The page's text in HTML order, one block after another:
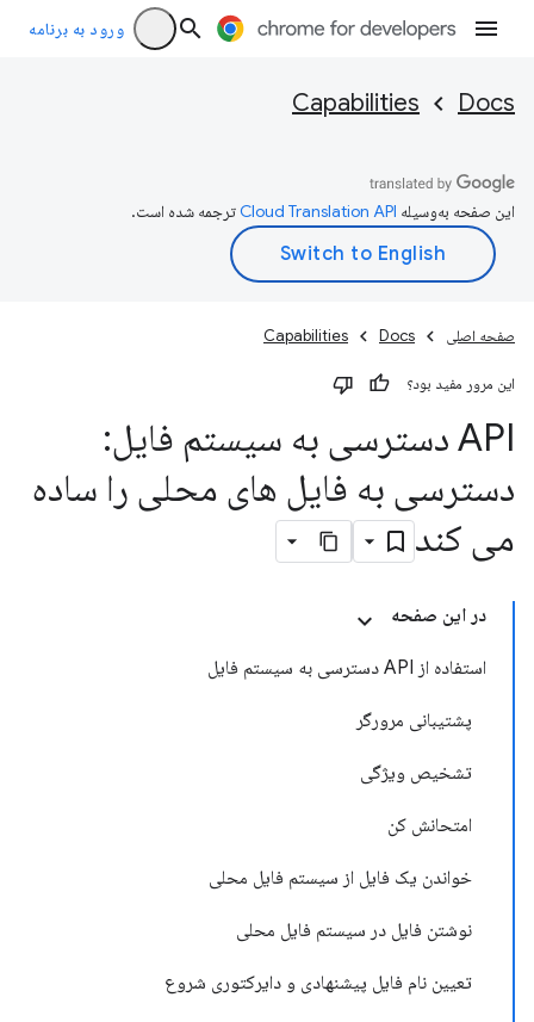
ورود به برنامه
Docs
Capabilities
این صفحه به‌وسیله ترجمه شده است.
صفحه اصلی Docs
Capabilities
این مرور مفید بود؟
API دسترسی به سیستم فایل:
دسترسی به فایل های محلی را ساده
می کند
در این صفحه
استفاده از API دسترسی به سیستم فایل
پشتیبانی مرورگر
تشخیص ویژگی
امتحانش کن
خواندن یک فایل از سیستم فایل محلی
نوشتن فایل در سیستم فایل محلی
تعیین نام فایل پیشنهادی و دایرکتوری شروع